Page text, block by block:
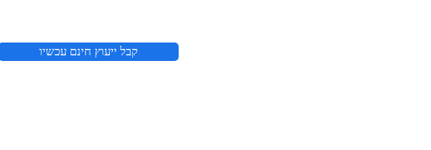
קבל ייעוץ חינם עכשיו